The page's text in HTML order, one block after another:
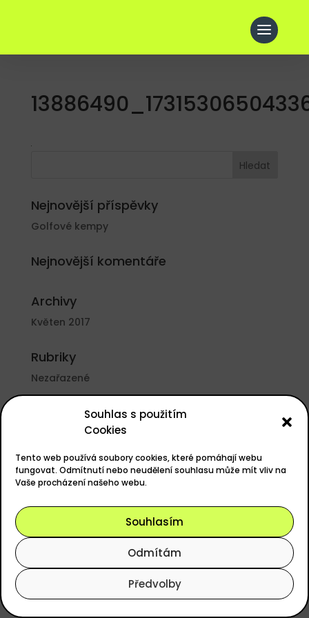
Souhlas s použitím
Cookies
Tento web používá soubory cookies, které pomáhají webu
fungovat. Odmítnutí nebo neudělení souhlasu může mít vliv na
Vaše procházení našeho webu.
Souhlasím
Odmítám
Předvolby
Nejnovější příspěvky
Golfové kempy
Nejnovější komentáře
Archivy
Květen 2017
Rubriky
Nezařazené
Základní informace
Zdroj kanálů (příspěvky)
Kanál komentářů